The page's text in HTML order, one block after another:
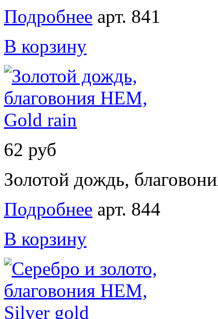
Подробнее арт. 841
В корзину
62 руб
Золотой дождь,
Подробнее арт. 844
В корзину